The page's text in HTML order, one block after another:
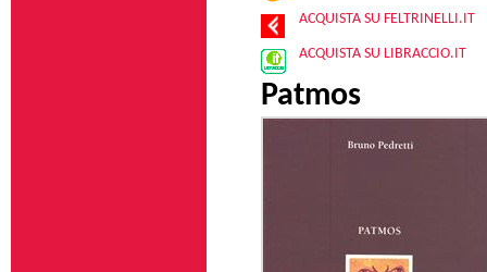
ACQUISTA SU FELTRINELLI.IT
ACQUISTA SU LIBRACCIO.IT
Patmos